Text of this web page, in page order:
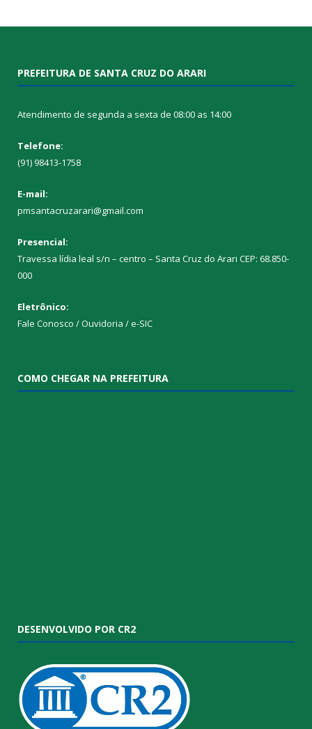
PREFEITURA DE SANTA CRUZ DO ARARI
Atendimento de segunda a sexta de 08:00 as 14:00
Telefone:
(91) 98413-1758
E-mail:
pmsantacruzarari@gmail.com
Presencial:
Travessa lídia leal s/n – centro – Santa Cruz do Arari CEP: 68.850-
000
Eletrônico:
Fale Conosco / Ouvidoria / e-SIC
COMO CHEGAR NA PREFEITURA
DESENVOLVIDO POR CR2